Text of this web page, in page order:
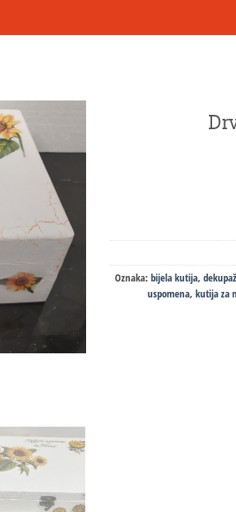
Oznaka: bijela kutija,
uspomena, kutija za